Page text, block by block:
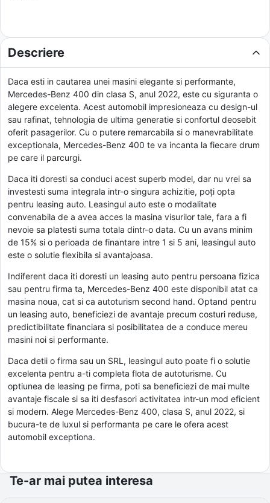
Descriere
Daca esti in cautarea unei masini elegante si performante,
Mercedes-Benz 400 din clasa S, anul 2022, este cu siguranta o
alegere excelenta. Acest automobil impresioneaza cu design-ul
sau rafinat, tehnologia de ultima generatie si confortul deosebit
oferit pasagerilor. Cu o putere remarcabila si o manevrabilitate
exceptionala, Mercedes-Benz 400 te va incanta la fiecare drum
pe care il parcurgi.
Daca iti doresti sa conduci acest superb model, dar nu vrei sa
investesti suma integrala intr-o singura achizitie, poți opta
pentru leasing auto. Leasingul auto este o modalitate
convenabila de a avea acces la masina visurilor tale, fara a fi
nevoie sa platesti suma totala dintr-o data. Cu un avans minim
de 15% si o perioada de finantare intre 1 si 5 ani, leasingul auto
este o solutie flexibila si avantajoasa.
Indiferent daca iti doresti un leasing auto pentru persoana fizica
sau pentru firma ta, Mercedes-Benz 400 este disponibil atat ca
masina noua, cat si ca autoturism second hand. Optand pentru
un leasing auto, beneficiezi de avantaje precum costuri reduse,
predictibilitate financiara si posibilitatea de a conduce mereu
masini noi si performante.
Daca detii o firma sau un SRL, leasingul auto poate fi o solutie
excelenta pentru a-ti completa flota de autoturisme. Cu
optiunea de leasing pe firma, poti sa beneficiezi de mai multe
avantaje fiscale si sa iti desfasori activitatea intr-un mod eficient
si modern. Alege Mercedes-Benz 400, clasa S, anul 2022, si
bucura-te de luxul si performanta pe care le ofera acest
automobil exceptiona.
Te-ar mai putea interesa